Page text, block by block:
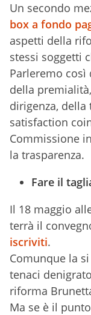
Un secondo
box a fondo
aspetti della
stessi soggetti
Parleremo
della
dirigenza,
satisfaction
Commissione
la trasparenza.
Fare il
Il 18 maggio
terrà il
iscriviti.
Comunque la
tenaci
riforma
Ma se è il